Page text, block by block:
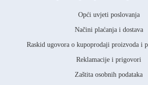
Opći uvjeti poslovanja
Načini plaćanja i dostava
Raskid ugovora o kupoprodaji proizvoda i
Reklamacije i prigovori
Zaštita osobnih podataka